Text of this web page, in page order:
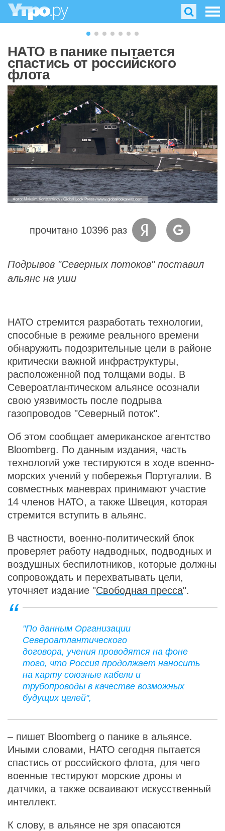
НАТО в панике пытается
спастись от российского
флота
Фото: Maksim Konstantinov / Global Look Press / www.globallookpress.com
прочитано 10396 раз
Подрывов "Северных потоков" поставил
альянс на уши
НАТО стремится разработать технологии,
способные в режиме реального времени
обнаружить подозрительные цели в районе
критически важной инфраструктуры,
расположенной под толщами воды. В
Североатлантическом альянсе осознали
свою уязвимость после подрыва
газопроводов "Северный поток".
Об этом сообщает американское агентство
Bloomberg. По данным издания, часть
технологий уже тестируются в ходе военно-
морских учений у побережья Португалии. В
совместных маневрах принимают участие
14 членов НАТО, а также Швеция, которая
стремится вступить в альянс.
В частности, военно-политический блок
проверяет работу надводных, подводных и
воздушных беспилотников, которые должны
сопровождать и перехватывать цели,
уточняет издание "Свободная пресса".
"По данным Организации
Североатлантического
договора, учения проводятся на фоне
того, что Россия продолжает наносить
на карту союзные кабели и
трубопроводы в качестве возможных
будущих целей",
– пишет Bloomberg о панике в альянсе.
Иными словами, НАТО сегодня пытается
спастись от российского флота, для чего
военные тестируют морские дроны и
датчики, а также осваивают искусственный
интеллект.
К слову, в альянсе не зря опасаются